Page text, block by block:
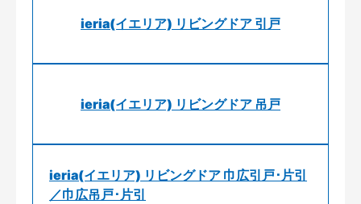
ieria(イエリア) リビングドア 引戸
ieria(イエリア) リビングドア 吊戸
ieria(イエリア) リビングドア 巾広引戸･片引
／巾広吊戸･片引